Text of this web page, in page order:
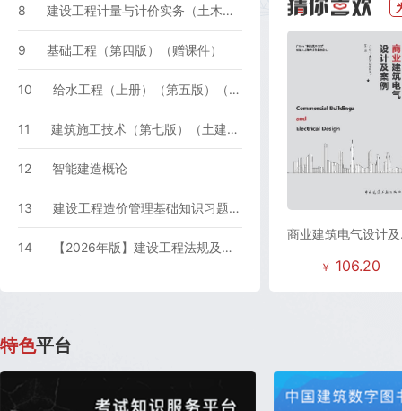
8
筑工程）习题集（含增值服务）
9 基础工程（第四版）（赠课件）
10
课件）
11
专业适用）（赠教师课件）
12 智能建造概论
13
（含增值服务）
14
商业建筑电气设计
￥ 106.20
特色平台